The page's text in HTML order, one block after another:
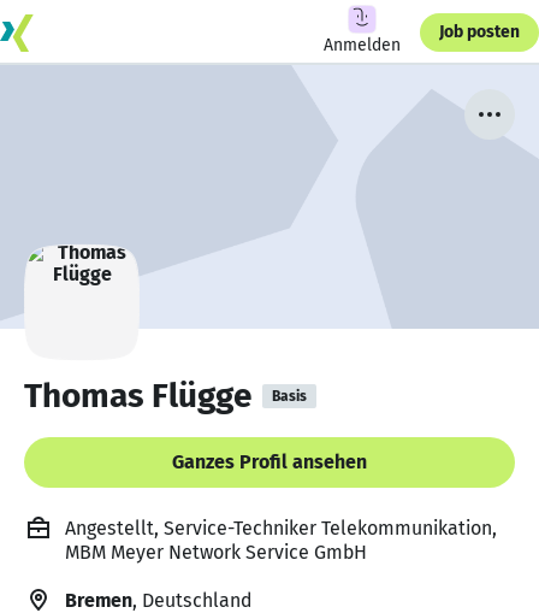
Anmelden
Job posten
Thomas Flügge Basis
Ganzes Profil ansehen
Angestellt, Service-Techniker Telekommunikation,
MBM Meyer Network Service GmbH
Bremen, Deutschland